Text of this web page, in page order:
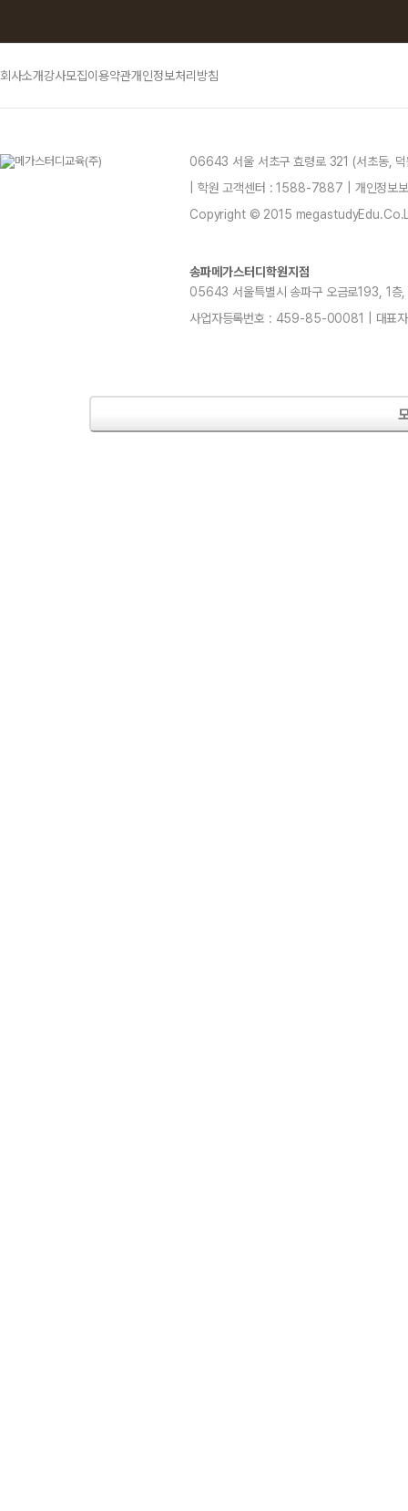
회사소개강사모집이용약관개인정보처리방침
06643 서울 서초구 효령로 321 (서초동,
| 학원 고객센터 : 1588-7887 | 개인정보
Copyright © 2015
송파메가스터디학원지점
05643 서울특별시 송파구 오금로193, 1
사업자등록번호 : 459-85-00081 | 대표자